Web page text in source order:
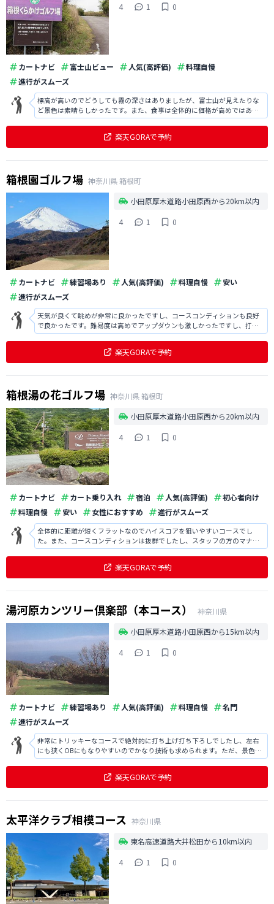
4 1 0
カートナビ 富士山ビュー 人気(高評価)
料理自慢
進行がスムーズ
標高が高いのでどうしても霧の深さはありましたが、富士山が見えたりな
ど景色は素晴らしかったです。また、食事は全体的に価格が高めではあり
ましたが、丼物など本格的で非常に美味しかったです。
楽天GORAで予約
箱根園ゴルフ場 神奈川県 箱根町
小田原厚木道路小田原西から20km以内
4
1 0
カートナビ 練習場あり 人気(高評価) 料理自慢
安い
進行がスムーズ
天気が良くて眺めが非常に良かったですし、コースコンディションも良好
で良かったです。難易度は高めでアップダウンも激しかったですし、打ち
下ろしでグリーンが見えにくかったりはしましたが、面白いコースで楽し
楽天GORAで予約
箱根湯の花ゴルフ場 神奈川県 箱根町
小田原厚木道路小田原西から20km以内
4
1 0
カートナビ カート乗り入れ 宿泊 人気(高評価)
初心者向け
料理自慢
安い 女性におすすめ 進行がスムーズ
全体的に距離が短くフラットなのでハイスコアを狙いやすいコースでし
た。また、コースコンディションは抜群でしたし、スタッフの方のマナー
も非常に良かったです。唯一霧が深いので注意が必要でした。
楽天GORAで予約
湯河原カンツリー倶楽部（本コース）
神奈川県
小田原厚木道路小田原西から15km以内
4
1 0
カートナビ 練習場あり 人気(高評価) 料理自慢
名門
進行がスムーズ
非常にトリッキーなコースで絶対的に打ち上げ打ち下ろしでしたし、左右
にも狭くOBにもなりやすいのでかなり技術も求められます。ただ、景色は
素晴らしかったですし、食事も美味しかったです。
楽天GORAで予約
太平洋クラブ相模コース 神奈川県
東名高速道路大井松田から10km以内
4
1 0